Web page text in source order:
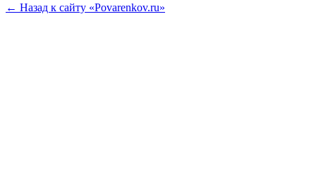
← Назад к сайту «Povarenkov.ru»